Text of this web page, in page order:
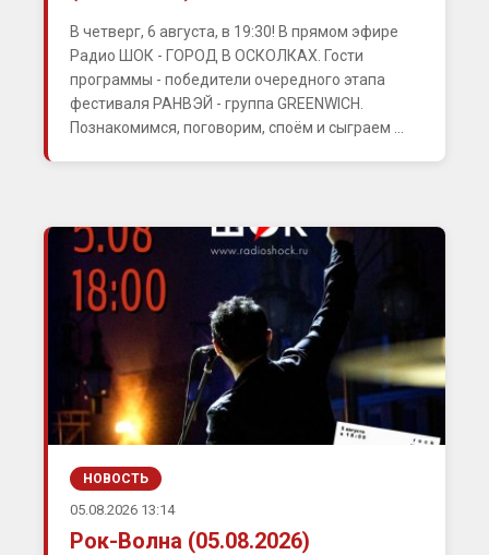
В четверг, 6 августа, в 19:30! В прямом эфире
Радио ШОК - ГОРОД В ОСКОЛКАХ. Гости
программы - победители очередного этапа
фестиваля РАНВЭЙ - группа GREENWICH.
Познакомимся, поговорим, споём и сыграем ...
НОВОСТЬ
05.08.2026 13:14
Рок-Волна (05.08.2026)